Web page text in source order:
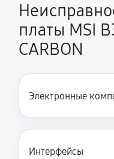
платы MSI
CARBON
Электронные
Интерфейсы